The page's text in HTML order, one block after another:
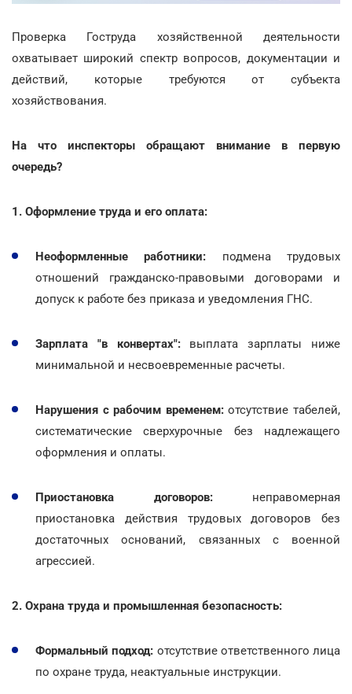
Проверка Гоструда хозяйственной деятельности
охватывает широкий спектр вопросов, документации и
действий, которые требуются от субъекта
хозяйствования.
На что инспекторы обращают внимание в первую
очередь?
1. Оформление труда и его оплата:
Неоформленные работники: подмена трудовых
отношений гражданско-правовыми договорами и
допуск к работе без приказа и уведомления ГНС.
Зарплата "в конвертах":выплата зарплаты ниже
минимальной и несвоевременные расчеты.
Нарушения с рабочим временем:отсутствие табелей,
систематические сверхурочные без надлежащего
оформления и оплаты.
Приостановка договоров:неправомерная
приостановка действия трудовых договоров без
достаточных оснований, связанных с военной
агрессией.
2. Охрана труда и промышленная безопасность:
Формальный подход: отсутствие ответственного лица
по охране труда, неактуальные инструкции.